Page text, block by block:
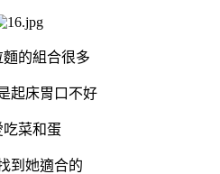
的組合很多
起床胃口不好
吃菜和蛋
到她適合的